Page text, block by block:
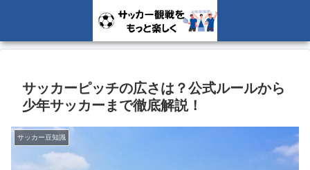
サッカーピッチの広さは？公式ルールから
少年サッカーまで徹底解説！
サッカー豆知識